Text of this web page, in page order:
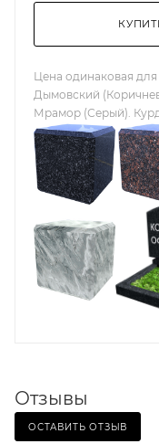
Цена одинаковая
Дымовский
Мрамор (Серый).
Отзывы
ОСТАВИТЬ ОТЗЫВ